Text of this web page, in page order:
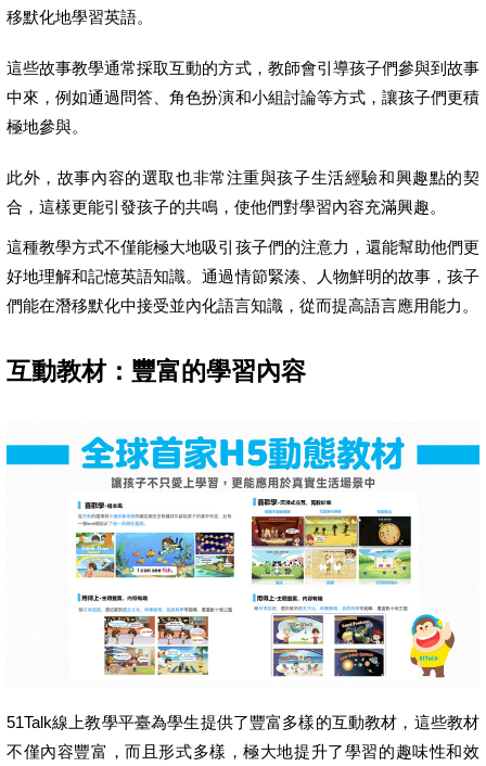
移默化地學習英語。
這些故事教學通常採取互動的方式，教師會引導孩子們參與到故事
中來，例如通過問答、角色扮演和小組討論等方式，讓孩子們更積
極地參與。
此外，故事內容的選取也非常注重與孩子生活經驗和興趣點的契
合，這樣更能引發孩子的共鳴，使他們對學習內容充滿興趣。
這種教學方式不僅能極大地吸引孩子們的注意力，還能幫助他們更
好地理解和記憶英語知識。通過情節緊湊、人物鮮明的故事，孩子
們能在潛移默化中接受並內化語言知識，從而提高語言應用能力。
互動教材：豐富的學習內容
51Talk線上教學平臺為學生提供了豐富多樣的互動教材，這些教材
不僅內容豐富，而且形式多樣，極大地提升了學習的趣味性和效